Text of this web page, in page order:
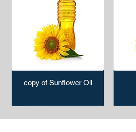
copy of Sunflower Oil